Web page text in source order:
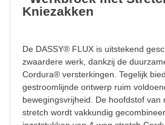
Kniezakken
De DASSY® FLUX is uitstekend
zwaardere werk, dankzij de
Cordura® versterkingen. Tegelijk
gestroomlijnde ontwerp ruim
bewegingsvrijheid. De hoofdstof van
stretch wordt vakkundig